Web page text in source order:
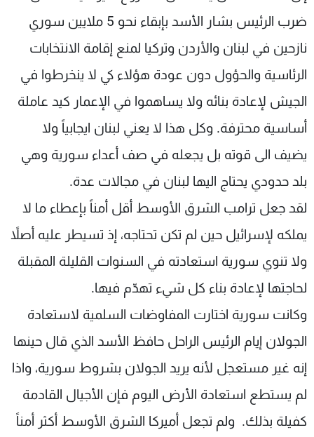
ضرب الرئيس بشار الأسد بإبقاء نحو 5 ملايين سوري
نازحين في لبنان والأردن وتركيا لمنع إقامة الانتخابات
الرئاسية والحؤول دون عودة هؤلاء كي لا ينخرطوا في
الجيش لإعادة بنائه ولا يساهموا في الإعمار كيد عاملة
أساسية محترفة. وكل هذا لا يعني لبنان ايجابياً ولا
يضيف الى قوته بل يجعله في صف أعداء سورية وهي
بلد حدودي يحتاج اليها لبنان في مجالات عدة.
لقد جعل ترامب الشرق الأوسط أقل أمناً بإعطاء ما لا
يملكه لإسرائيل حين لم تكن تحتاجه، إذ تسيطر عليه أصلاً
ولا تنوي سورية استعادته في السنوات القليلة المقبلة
لحاجتها لإعادة بناء كل شيء تهدّم فيها.
وكانت سورية اختارت المفاوضات السلمية لاستعادة
الجولان إيام الرئيس الراحل حافظ الأسد الذي قال حينها
إنه غير مستعجل لأنه يريد الجولان بشروط سورية، واذا
لم يستطع استعادة الأرض اليوم فإن الأجيال القادمة
كفيلة بذلك. ولم تجعل أميركا الشرق الأوسط أكثر أمناً